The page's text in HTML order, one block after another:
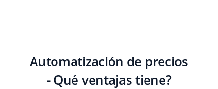
Automatización de precios
- Qué ventajas tiene?